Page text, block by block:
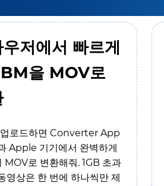
우저에서 빠르게
을 MOV로
로드하면 Converter App
Apple 기기에서 완벽하게
MOV로 변환해줘. 1GB 초과
영상은 한 번에 하나씩만 제